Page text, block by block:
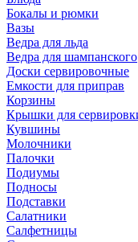
Бокалы и рюмки
Вазы
Ведра для льда
Ведра для шампанского
Доски сервировочные
Емкости для приправ
Корзины
Крышки для
Кувшины
Молочники
Палочки
Подиумы
Подносы
Подставки
Салатники
Салфетницы